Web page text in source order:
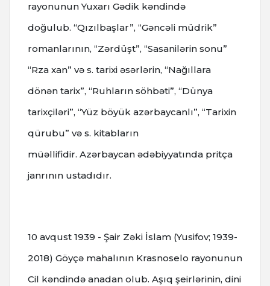
rayonunun Yuxarı Gədik kəndində
doğulub. “Qızılbaşlar”, “Gəncəli müdrik”
romanlarının, “Zərdüşt”, “Sasanilərin sonu”
“Rza xan” və s. tarixi əsərlərin, “Nağıllara
dönən tarix”, “Ruhların söhbəti”, “Dünya
tarixçiləri”, “Yüz böyük azərbaycanlı”, “Tarixin
qürubu” və s. kitabların
müəllifidir. Azərbaycan ədəbiyyatında pritça
janrının ustadıdır.
10 avqust 1939 - Şair Zəki İslam (Yusifov; 1939-
2018) Göyçə mahalının Krasnoselo rayonunun
Cil kəndində anadan оlub. Aşıq şeirlərinin, dini